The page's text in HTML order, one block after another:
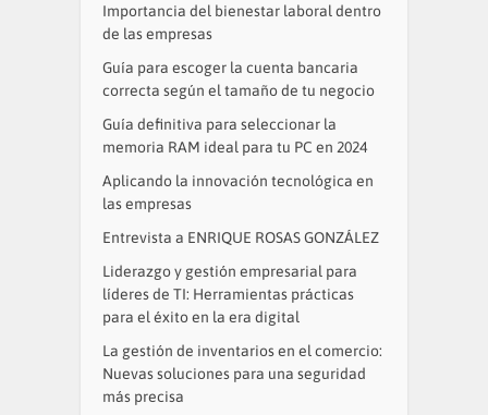
Importancia del bienestar laboral dentro
de las empresas
Guía para escoger la cuenta bancaria
correcta según el tamaño de tu negocio
Guía definitiva para seleccionar la
memoria RAM ideal para tu PC en 2024
Aplicando la innovación tecnológica en
las empresas
Entrevista a ENRIQUE ROSAS GONZÁLEZ
Liderazgo y gestión empresarial para
líderes de TI: Herramientas prácticas
para el éxito en la era digital
La gestión de inventarios en el comercio:
Nuevas soluciones para una seguridad
más precisa